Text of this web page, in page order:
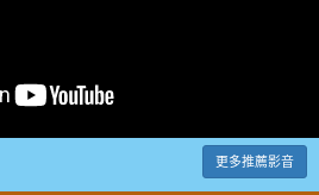
更多推薦影音